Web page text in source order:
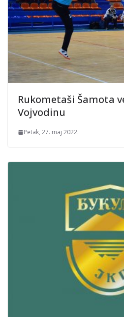
Rukometaši Šamota
Vojvodinu
Petak, 27. maj 2022.